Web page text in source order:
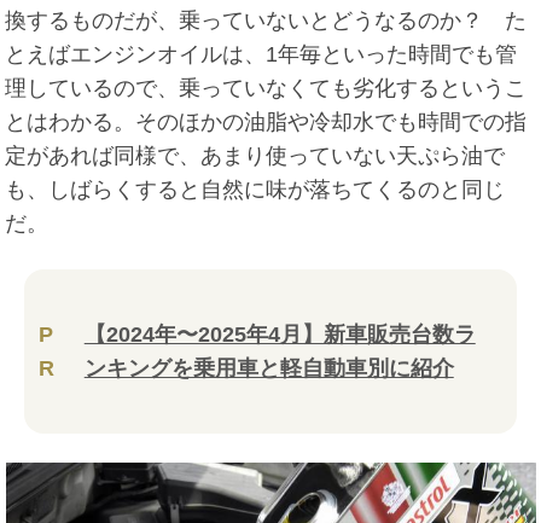
換するものだが、乗っていないとどうなるのか？ た
とえばエンジンオイルは、1年毎といった時間でも管
理しているので、乗っていなくても劣化するというこ
とはわかる。そのほかの油脂や冷却水でも時間での指
定があれば同様で、あまり使っていない天ぷら油で
も、しばらくすると自然に味が落ちてくるのと同じ
だ。
P
R
【2024年〜2025年4月】新車販売台数ラ
ンキングを乗用車と軽自動車別に紹介